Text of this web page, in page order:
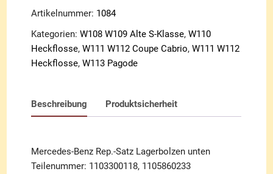
Artikelnummer: 1084
Kategorien:W108 W109 Alte S-Klasse,W110
Heckflosse,W111 W112 Coupe Cabrio,W111 W112
Heckflosse,W113 Pagode
Beschreibung Produktsicherheit
Mercedes-Benz Rep.-Satz Lagerbolzen unten
Teilenummer: 1103300118, 1105860233